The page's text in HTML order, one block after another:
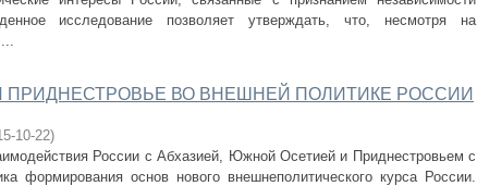
исследование позволяет утверждать, что, несмотря на
ВО ВНЕШНЕЙ ПОЛИТИКЕ РОССИИ
10-22)
России с Абхазией, Южной Осетией и Приднестровьем с
формирования основ нового внешнеполитического курса России.